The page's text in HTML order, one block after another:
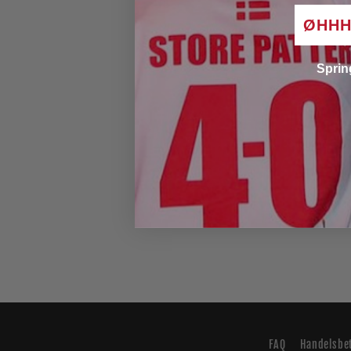
FAQ